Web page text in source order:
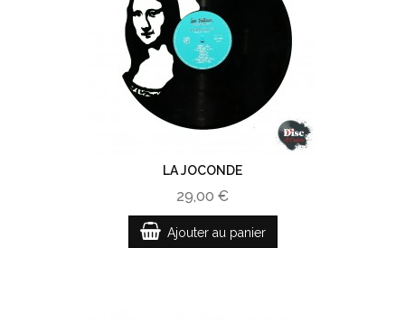
LA JOCONDE
29,00 €
Ajouter au panier